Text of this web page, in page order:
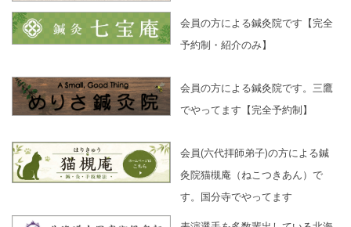
会員の方による鍼灸院です【完全
予約制・紹介のみ】
会員の方による鍼灸院です。三鷹
でやってます【完全予約制】
会員(六代拝師弟子)の方による鍼
灸院猫槻庵（ねこつきあん）で
す。国分寺でやってます